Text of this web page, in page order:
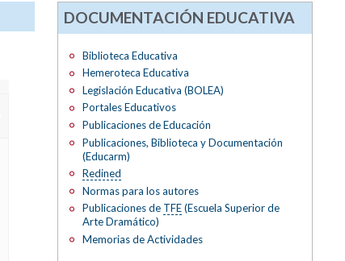
DOCUMENTACIÓN EDUCATIVA
Biblioteca Educativa
Hemeroteca Educativa
Legislación Educativa (BOLEA)
Portales Educativos
Publicaciones de Educación
Publicaciones, Biblioteca y Documentación
(Educarm)
Redined
Normas para los autores
Publicaciones de TFE(Escuela Superior de
Arte Dramático)
Memorias de Actividades